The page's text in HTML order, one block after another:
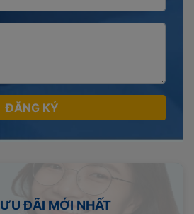
ĐĂNG KÝ
ĐÃI MỚI NHẤT